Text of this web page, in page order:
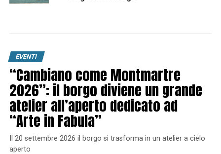
EVENTI
“Cambiano come Montmartre
2026”: il borgo diviene un grande
atelier all’aperto dedicato ad
“Arte in Fabula”
Il 20 settembre 2026 il borgo si trasforma in un atelier a cielo
aperto